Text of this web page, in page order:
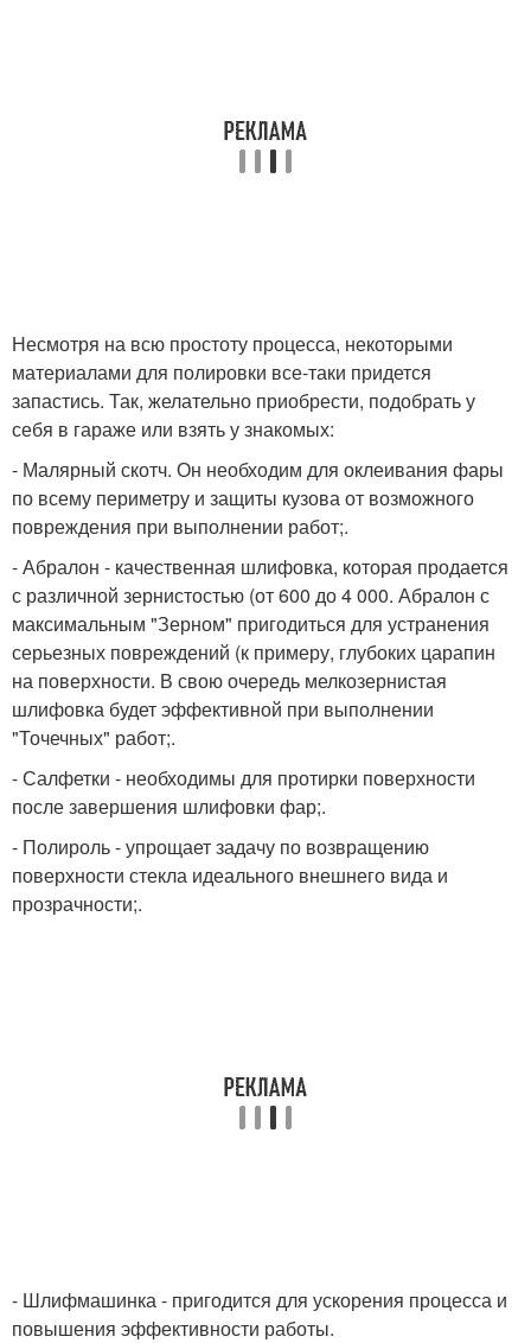
Несмотря на всю простоту процесса, некоторыми
материалами для полировки все-таки придется
запастись. Так, желательно приобрести, подобрать у
себя в гараже или взять у знакомых:
- Малярный скотч. Он необходим для оклеивания фары
по всему периметру и защиты кузова от возможного
повреждения при выполнении работ;.
- Абралон - качественная шлифовка, которая продается
с различной зернистостью (от 600 до 4 000. Абралон с
максимальным "Зерном" пригодиться для устранения
серьезных повреждений (к примеру, глубоких царапин
на поверхности. В свою очередь мелкозернистая
шлифовка будет эффективной при выполнении
"Точечных" работ;.
- Салфетки - необходимы для протирки поверхности
после завершения шлифовки фар;.
- Полироль - упрощает задачу по возвращению
поверхности стекла идеального внешнего вида и
прозрачности;.
- Шлифмашинка - пригодится для ускорения процесса и
повышения эффективности работы.